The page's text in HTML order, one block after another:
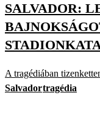
SALVADOR:
A tragédiában
Salvadortragédia